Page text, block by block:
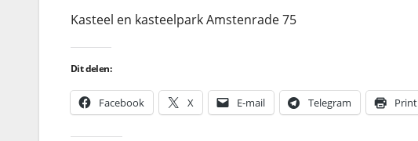
Kasteel en kasteelpark Amstenrade 75
Dit delen:
Facebook X E-mail Telegram Print